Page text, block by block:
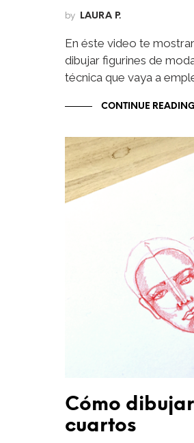
by LAURA P.
En éste video te
dibujar figurines de
técnica que vaya a
CONTINUE READING
Cómo
cuartos